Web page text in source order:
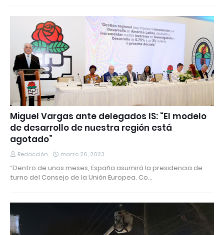
Miguel Vargas ante delegados IS: “El modelo
de desarrollo de nuestra región está
agotado”
Redacción marzo 26, 2023
“Dentro de unos meses, España asumirá la presidencia de
turno del Consejo de la Unión Europea. Co…